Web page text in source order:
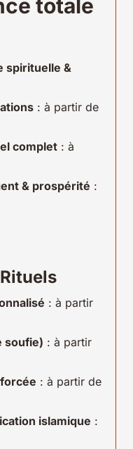
totale
spirituelle &
: à partir de
complet : à
& prospérité :
: à partir
soufie) : à partir
: à partir de
islamique :